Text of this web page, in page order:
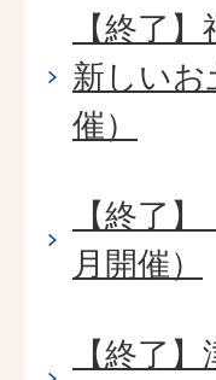
【終了
新しい
催）
【終了
月開催）
【終了